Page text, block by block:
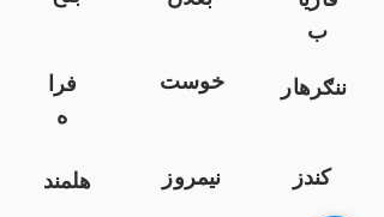
ب
فرا
ه
خوست ننګرهار
هلمند نیمروز
کندز